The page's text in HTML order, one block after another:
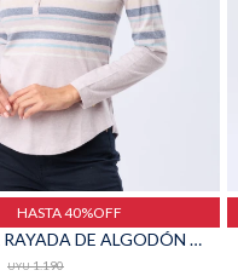
HASTA 40%OFF
REMERA RAYADA DE ALGODÓN - Lavanda
UYU 1.190